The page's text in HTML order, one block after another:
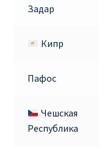
Задар
Кипр
Пафос
Чешская
Республика